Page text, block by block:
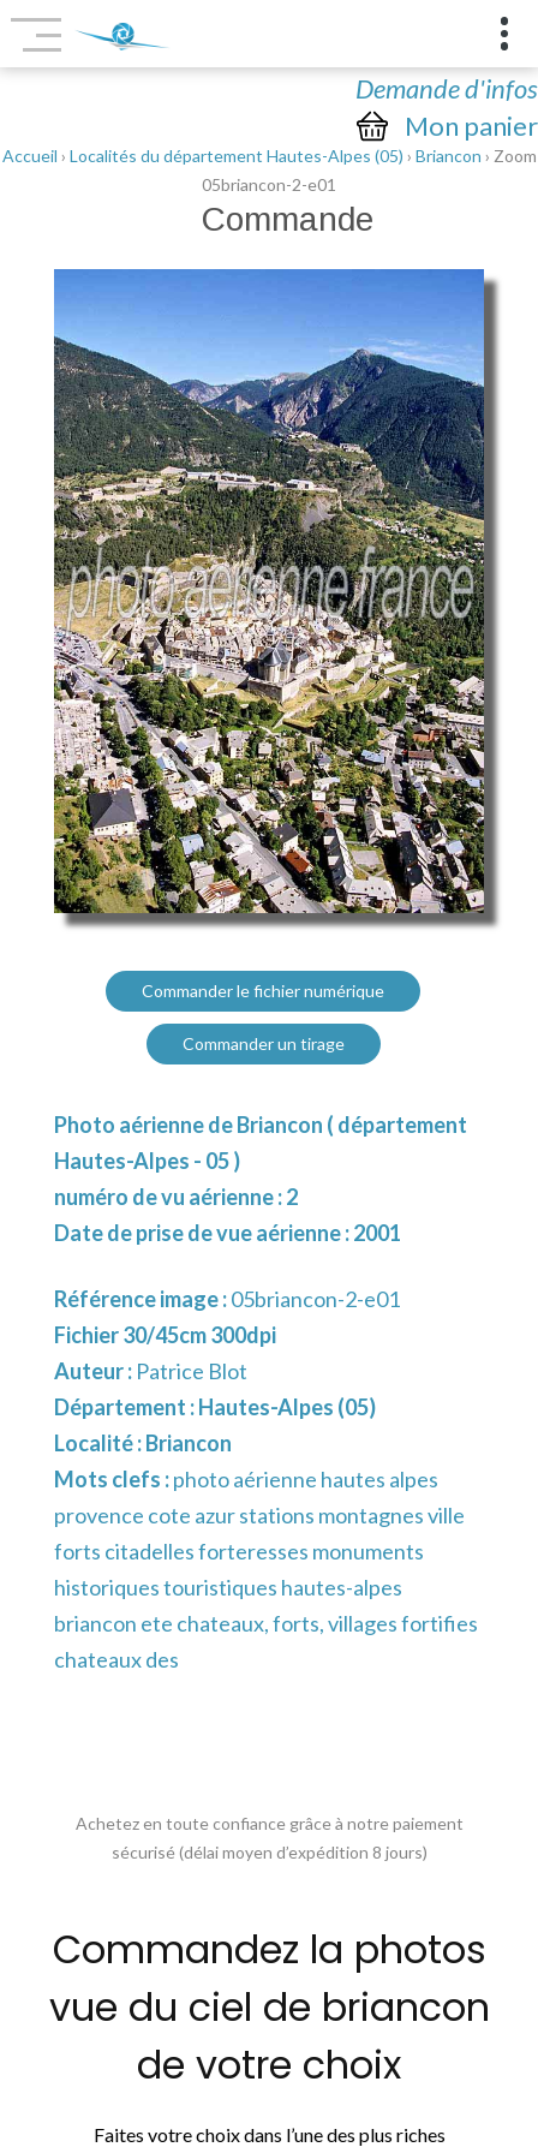
Demande d'infos
Mon panier
Accueil › Localités du département Hautes-Alpes (05) › Briancon › Zoom
05briancon-2-e01
Commande
Commander le fichier numérique
Commander un tirage
Photo aérienne de Briancon ( département
Hautes-Alpes - 05 )
numéro de vu aérienne : 2
Date de prise de vue aérienne : 2001
Référence image :05briancon-2-e01
Fichier 30/45cm 300dpi
Auteur : Patrice Blot
Département :Hautes-Alpes (05)
Localité :Briancon
Mots clefs :photo aérienne hautes alpes
provence cote azur stations montagnes ville
forts citadelles forteresses monuments
historiques touristiques hautes-alpes
briancon ete chateaux, forts, villages fortifies
chateaux des
Achetez en toute confiance grâce à notre paiement
sécurisé (délai moyen d’expédition 8 jours)
Commandez la photos
vue du ciel de briancon
de votre choix
Faites votre choix dans l’une des plus riches